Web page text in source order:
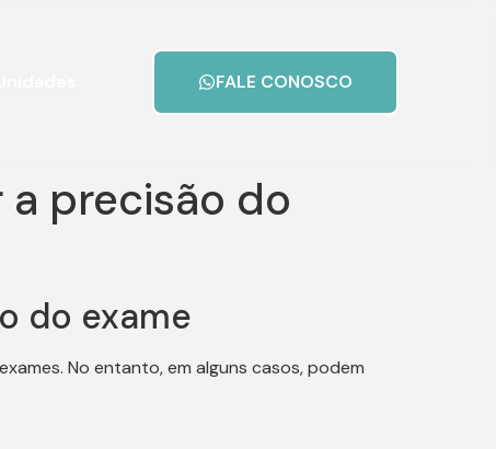
FALE CONOSCO
precisão do
do exame
No entanto, em alguns casos, podem